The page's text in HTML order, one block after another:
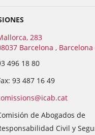
283
Barcelona , Barcelona
496 18 80
93 487 16 49
de Abogados de
Civil y